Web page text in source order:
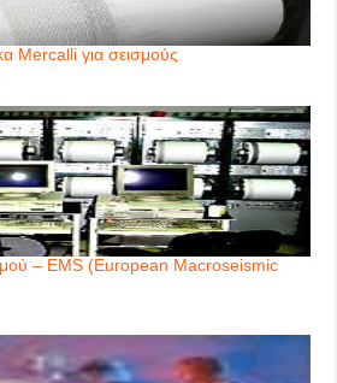
Mercalli για σεισμούς
– EMS (European Macroseismic